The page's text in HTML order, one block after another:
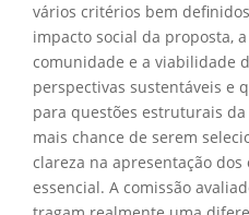
vários critérios bem
impacto social da proposta,
comunidade e a viabilidade
perspectivas sustentáveis e
para questões estruturais
mais chance de serem
clareza na apresentação
essencial. A comissão